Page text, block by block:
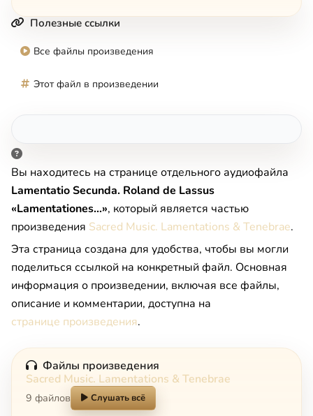
Полезные ссылки
Все файлы произведения
Этот файл в произведении
Вы находитесь на странице отдельного аудиофайла
Lamentatio Secunda. Roland de Lassus
«Lamentationes...», который является частью
произведения Sacred Music. Lamentations & Tenebrae.
Эта страница создана для удобства, чтобы вы могли
поделиться ссылкой на конкретный файл. Основная
информация о произведении, включая все файлы,
описание и комментарии, доступна на
странице произведения.
Файлы произведения
Sacred Music. Lamentations & Tenebrae
9 файлов Слушать всё